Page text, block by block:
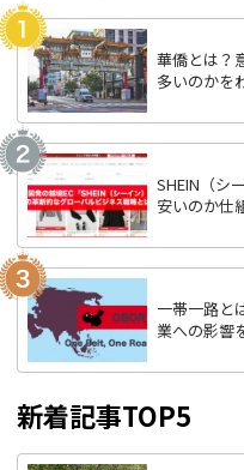
華僑とは？
多いのかを
SHEIN（シ
安いのか仕
一帯一路と
業への影響
新着記事TOP5